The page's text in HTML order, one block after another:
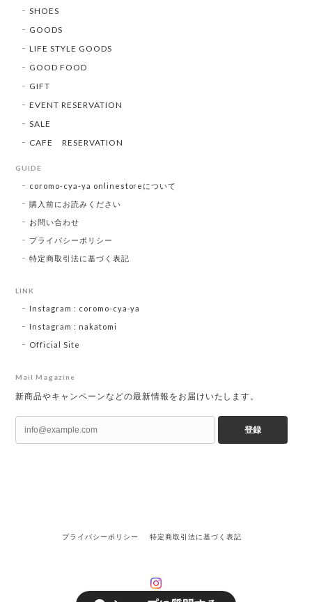
SHOES
GOODS
LIFE STYLE GOODS
GOOD FOOD
GIFT
EVENT RESERVATION
SALE
CAFE RESERVATION
GUIDE
coromo-cya-ya onlinestoreについて
購入前にお読みください
お問い合わせ
プライバシーポリシー
特定商取引法に基づく表記
LINK
Instagram : coromo-cya-ya
Instagram : nakatomi
Official Site
Mail Magazine
新商品やキャンペーンなどの最新情報をお届けいたします。
登録
プライバシーポリシー 特定商取引法に基づく表記